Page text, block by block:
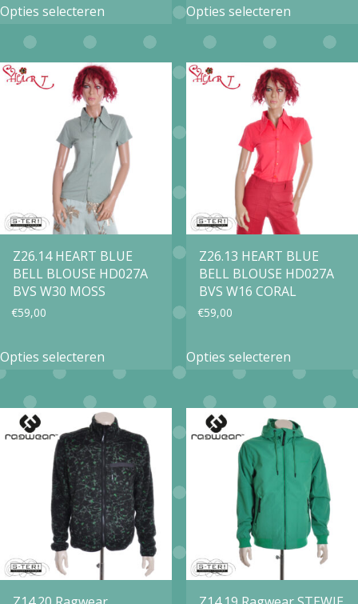
Opties selecteren
meerdere
variaties.
Deze
optie
kan
gekozen
worden
op
de
productpagina
Opties selecteren
meerdere
variaties.
Deze
optie
kan
gekozen
worden
op
de
Z26.14 HEART BLUE
BELL BLOUSE HD027A
BVS W30 MOSS
€59,00
Opties selecteren
product
meerdere
variaties.
Deze
optie
kan
gekozen
worden
op
Z26.13 HEART BLUE
BELL BLOUSE HD027A
BVS W16 CORAL
€59,00
Opties selecteren
product
meerdere
variaties.
Deze
optie
kan
gekozen
op